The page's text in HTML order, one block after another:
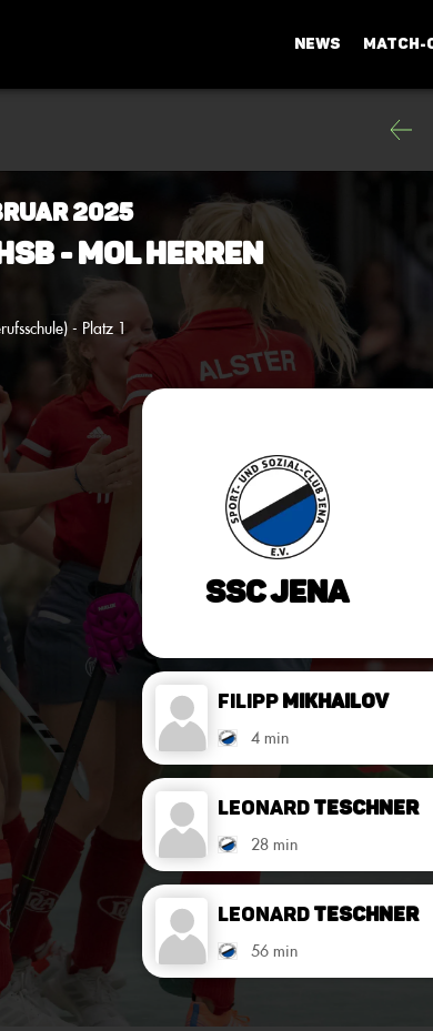
NEWS MATCH-
2025
- MOL Herren
- Platz 1
SSC Jena
FilippMikhailov
4 min
LeonardTeschner
28 min
LeonardTeschner
56 min